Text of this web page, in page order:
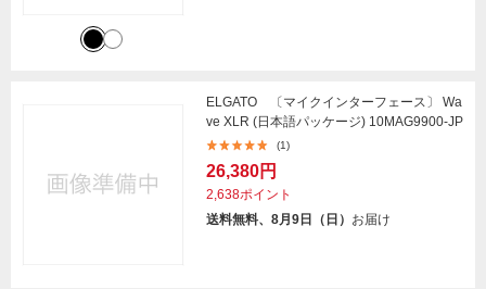
ELGATO 〔マイクインターフェース〕 Wa
ve XLR (日本語パッケージ) 10MAG9900-JP
(1)
26,380円
2,638ポイント
送料無料、8月9日（日） お届け